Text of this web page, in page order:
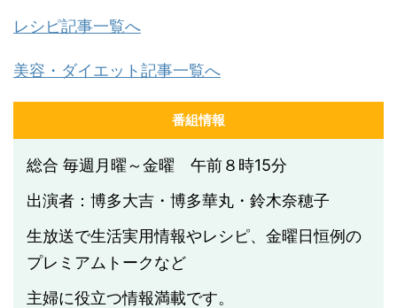
レシピ記事一覧へ
美容・ダイエット記事一覧へ
番組情報
総合 毎週月曜～金曜 午前８時15分
出演者：博多大吉・博多華丸・鈴木奈穂子
生放送で生活実用情報やレシピ、金曜日恒例の
プレミアムトークなど
主婦に役立つ情報満載です。